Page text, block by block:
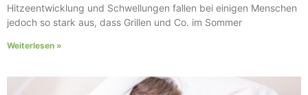
Hitzeentwicklung und Schwellungen fallen bei einigen Menschen
jedoch so stark aus, dass Grillen und Co. im Sommer
Weiterlesen »